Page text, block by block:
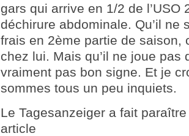
gars qui arrive en 1/2 de l’USO
déchirure abdominale. Qu’il ne
frais en 2ème partie de saison,
chez lui. Mais qu’il ne joue pas
vraiment pas bon signe. Et je
sommes tous un peu inquiets.
Le Tagesanzeiger a fait
article